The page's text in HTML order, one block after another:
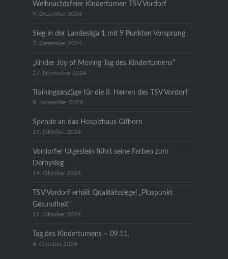
Weihnachtsfeier Kinderturnen TSV Vordorf
9. Dezember 2024
Sieg in der Landesliga 1 mit 9 Punkten Vorsprung
7. Dezember 2024
„kinder Joy of Moving Tag des Kinderturnens“
27. November 2024
Trainingsanzüge für die II. Herren des TSV Vordorf
8. November 2024
Spende an das Hospizhaus Gifhorn
17. Oktober 2024
Vordorfer Urgestein führt seine Farben zum
Derbysieg
14. Oktober 2024
TSV Vordorf erhält Qualitätssiegel „Pluspunkt
Gesundheit“
11. Oktober 2024
Tag des Kinderturnens – 09.11.
4. Oktober 2024